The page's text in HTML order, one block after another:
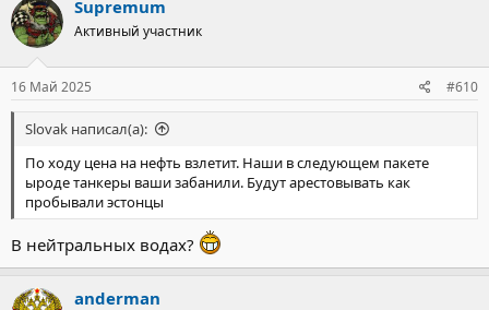
Supremum
Активный участник
16 Май 2025 #610
Slovak написал(а):
По ходу цена на нефть взлетит. Наши в следующем пакете
ыроде танкеры ваши забанили. Будут арестовывать как
пробывали эстонцы
В нейтральных водах?
anderman